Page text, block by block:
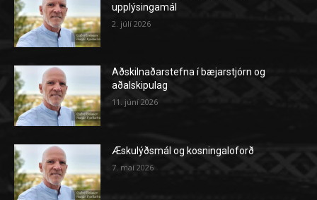
upplýsingamál
2. júlí 2026
Aðskilnaðarstefna í bæjarstjórn og
aðalskipulag
11. júní 2026
Æskulýðsmál og kosningaloforð
7. maí 2026